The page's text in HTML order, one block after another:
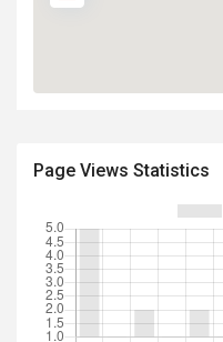
Page Views Statistics